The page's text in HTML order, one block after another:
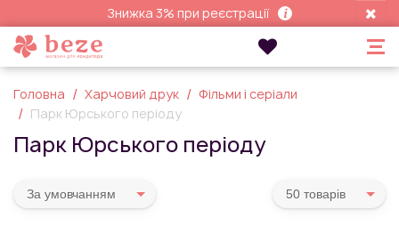
Знижка 3% при реєстрації
Головна Харчовий друк
Фільми і серіали
Парк Юрського періоду
Парк Юрського періоду
За умовчанням 50 товарiв